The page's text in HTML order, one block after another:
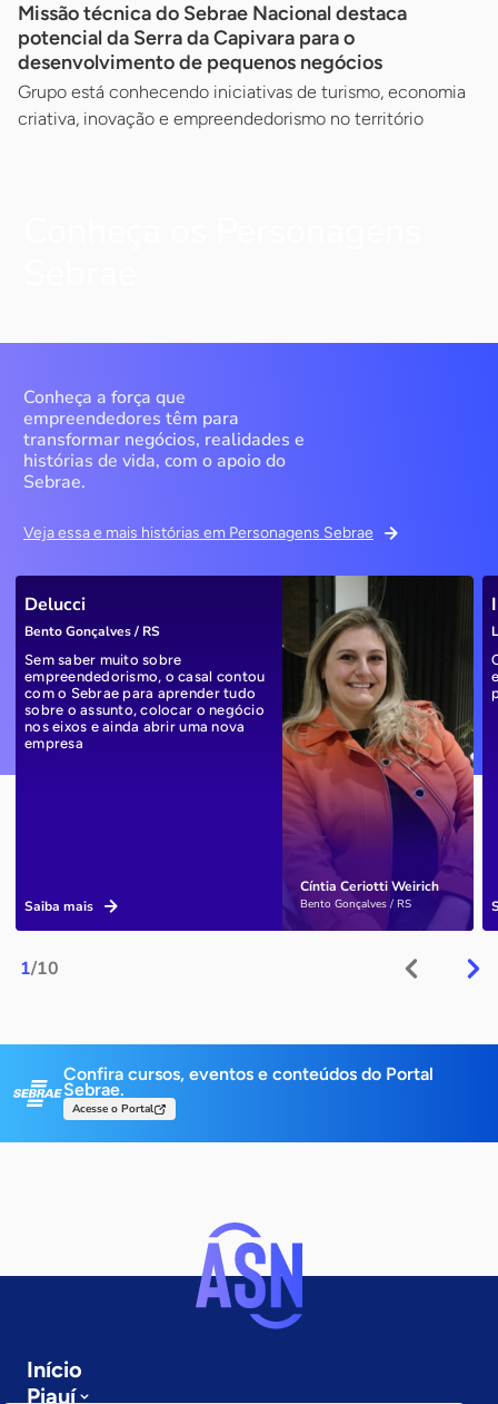
Missão técnica do Sebrae Nacional destaca
potencial da Serra da Capivara para o
desenvolvimento de pequenos negócios
Grupo está conhecendo iniciativas de turismo, economia
criativa, inovação e empreendedorismo no território
Conheça a força que
empreendedores têm para
transformar negócios, realidades e
histórias de vida, com o apoio do
Sebrae.
Veja essa e mais histórias em Personagens Sebrae
1/10
Cíntia Ceriotti Weirich
Bento Gonçalves / RS
Delucci
Bento Gonçalves / RS
Sem saber muito sobre
empreendedorismo, o casal contou
com o Sebrae para aprender tudo
sobre o assunto, colocar o negócio
nos eixos e ainda abrir uma nova
empresa
Saiba mais
Confira cursos, eventos e conteúdos do Portal
Sebrae.
Acesse o Portal
Início
Piauí